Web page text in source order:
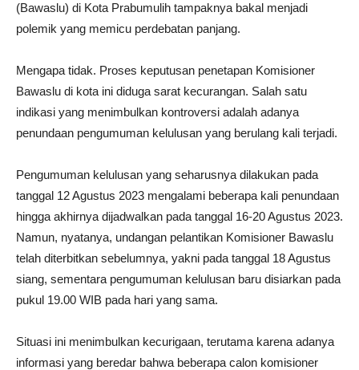
(Bawaslu) di Kota Prabumulih tampaknya bakal menjadi
polemik yang memicu perdebatan panjang.
Mengapa tidak. Proses keputusan penetapan Komisioner
Bawaslu di kota ini diduga sarat kecurangan. Salah satu
indikasi yang menimbulkan kontroversi adalah adanya
penundaan pengumuman kelulusan yang berulang kali terjadi.
Pengumuman kelulusan yang seharusnya dilakukan pada
tanggal 12 Agustus 2023 mengalami beberapa kali penundaan
hingga akhirnya dijadwalkan pada tanggal 16-20 Agustus 2023.
Namun, nyatanya, undangan pelantikan Komisioner Bawaslu
telah diterbitkan sebelumnya, yakni pada tanggal 18 Agustus
siang, sementara pengumuman kelulusan baru disiarkan pada
pukul 19.00 WIB pada hari yang sama.
Situasi ini menimbulkan kecurigaan, terutama karena adanya
informasi yang beredar bahwa beberapa calon komisioner